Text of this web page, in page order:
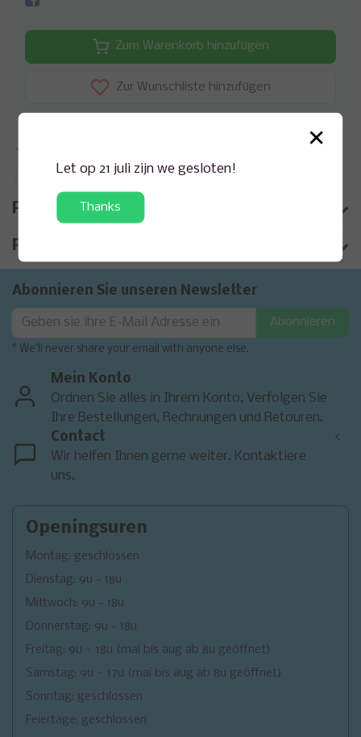
Zum Warenkorb hinzufügen
Zur Wunschliste hinzufügen
Anfrage zu diesem Produkt
Auf Vergleichsliste setzen
Produktbeschreibung
Produktinformation
Abonnieren Sie unseren Newsletter
Abonnieren
* We'll never share your email with anyone else.
Mein Konto
Ordnen Sie alles in Ihrem Konto. Verfolgen Sie
Ihre Bestellungen, Rechnungen und Retouren.
Contact
Wir helfen Ihnen gerne weiter. Kontaktiere
uns.
<
Openingsuren
Montag: geschlossen
Dienstag: 9u - 18u
Mittwoch: 9u - 18u
Donnerstag: 9u - 18u
Freitag: 9u – 18u (mai bis aug ab 8u geöffnet)
Samstag: 9u – 17u (mai bis aug ab 8u geöffnet)
Sonntag: geschlossen
Feiertage: geschlossen
×
Let op 21 juli zijn we gesloten!
Thanks